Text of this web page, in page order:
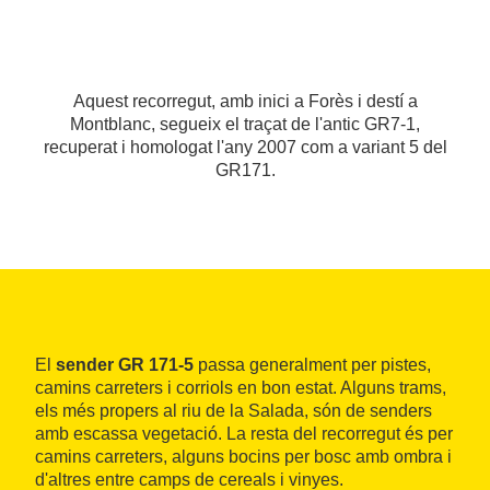
Aquest recorregut, amb inici a Forès i destí a
Montblanc, segueix el traçat de l'antic GR7-1,
recuperat i homologat l'any 2007 com a variant 5 del
GR171.
El sender GR 171-5 passa generalment per pistes,
camins carreters i corriols en bon estat. Alguns trams,
els més propers al riu de la Salada, són de senders
amb escassa vegetació. La resta del recorregut és per
camins carreters, alguns bocins per bosc amb ombra i
d'altres entre camps de cereals i vinyes.